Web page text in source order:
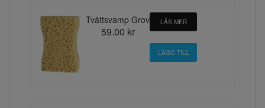
Tvättsvamp Grov
59.00 kr
LÄS MER